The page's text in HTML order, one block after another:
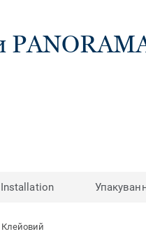
Installation
Клейовий